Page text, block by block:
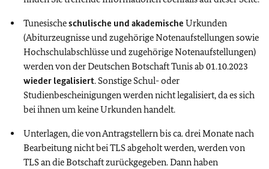
Tunesischeschulische und akademische Urkunden
(Abiturzeugnisse und zugehörige Notenaufstellungen sowie
Hochschulabschlüsse und zugehörige Notenaufstellungen)
werden von der Deutschen Botschaft Tunis ab 01.10.2023
wieder legalisiert. Sonstige Schul- oder
Studienbescheinigungen werden nicht legalisiert, da es sich
bei ihnen um keine Urkunden handelt.
Unterlagen, die von Antragstellern bis ca. drei Monate nach
Bearbeitung nicht bei TLS abgeholt werden, werden von
TLS an die Botschaft zurückgegeben. Dann haben